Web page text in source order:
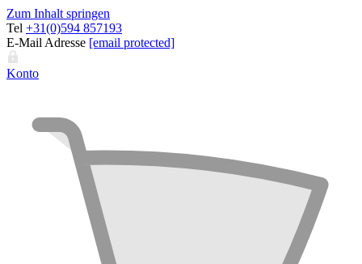
Zum Inhalt springen
Tel +31(0)594 857193
E-Mail Adresse [email protected]
Konto